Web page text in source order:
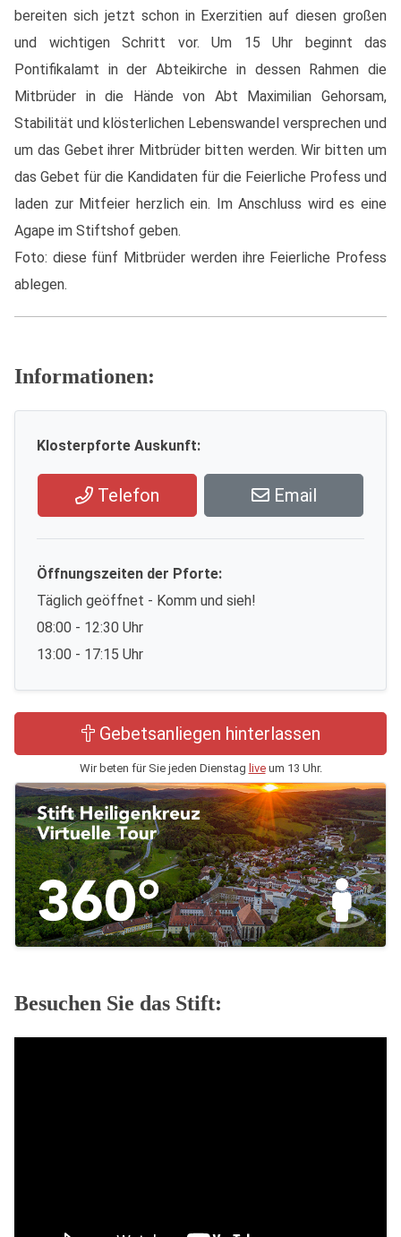
bereiten sich jetzt schon in Exerzitien auf diesen großen
und wichtigen Schritt vor. Um 15 Uhr beginnt das
Pontifikalamt in der Abteikirche in dessen Rahmen die
Mitbrüder in die Hände von Abt Maximilian Gehorsam,
Stabilität und klösterlichen Lebenswandel versprechen und
um das Gebet ihrer Mitbrüder bitten werden. Wir bitten um
das Gebet für die Kandidaten für die Feierliche Profess und
laden zur Mitfeier herzlich ein. Im Anschluss wird es eine
Agape im Stiftshof geben.
Foto: diese fünf Mitbrüder werden ihre Feierliche Profess
ablegen.
Informationen:
Klosterpforte Auskunft:
Telefon Email
Öffnungszeiten der Pforte:
Täglich geöffnet - Komm und sieh!
08:00 - 12:30 Uhr
13:00 - 17:15 Uhr
Gebetsanliegen hinterlassen
Wir beten für Sie jeden Dienstag liveum 13 Uhr.
Besuchen Sie das Stift: